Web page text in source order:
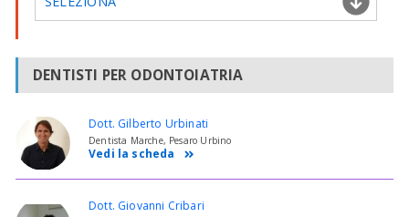
DENTISTI PER ODONTOIATRIA
Dott. Gilberto Urbinati
Dentista Marche, Pesaro Urbino
Vedi la scheda
Dott. Giovanni Cribari